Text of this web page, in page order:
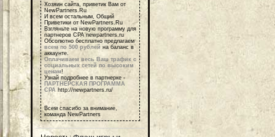
Хозяин сайта, приветик Вам от
NewPartners.Ru
И всем остальным, Общий
Приветики от NewPartners.Ru
Взгляньте на новую программу для
партнеров СРА newpartners.ru
Обсолютно бесплатно предлагаем
всем по 500 рублей на баланс в
аккаунте.
Оплачиваем весь Ваш трафик с
социальных сетей по высоким
ценам!
Узнай подробнее в партнерке -
ПАРТНЕРСКАЯ ПРОГРАММА
СРА http://newpartners.ru/
Всем спасибо за внимание,
команда NewPartners